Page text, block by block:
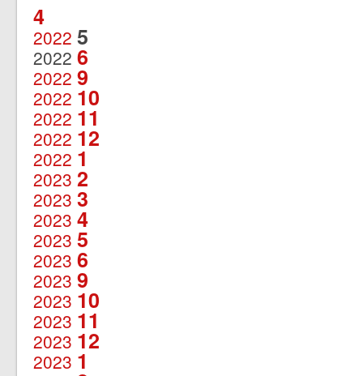
4
2022 5
2022 6
2022 9
2022 10
2022 11
2022 12
2022 1
2023 2
2023 3
2023 4
2023 5
2023 6
2023 9
2023 10
2023 11
2023 12
2023 1